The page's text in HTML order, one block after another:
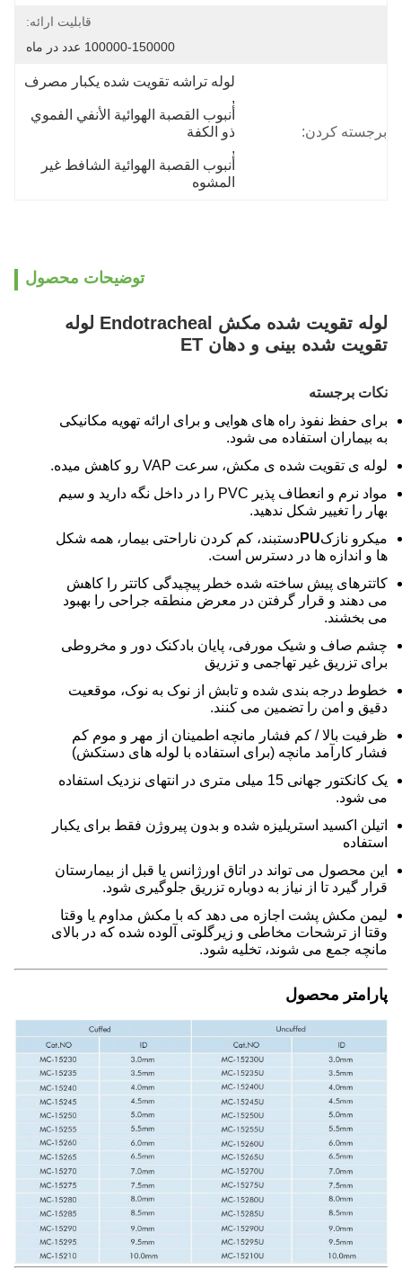
قابلیت ارائه:
100000-150000 عدد در ماه
برجسته کردن:
لوله تراشه تقویت شده یکبار مصرف
,
أنبوب القصبة الهوائية الأنفي الفموي
ذو الكفة
,
أنبوب القصبة الهوائية الشافط غير
المشوه
توضیحات محصول
لوله تقویت شده مکش Endotracheal لوله
تقویت شده بینی و دهان ET
نکات برجسته
برای حفظ نفوذ راه های هوایی و برای ارائه تهویه مکانیکی
به بیماران استفاده می شود.
لوله ی تقویت شده ی مکش، سرعت VAP رو کاهش میده.
مواد نرم و انعطاف پذیر PVC را در داخل نگه دارید و سیم
بهار را تغییر شکل ندهید.
میکرو نازکPUدستبند، کم کردن ناراحتی بیمار، همه شکل
ها و اندازه ها در دسترس است.
کاتترهای پیش ساخته شده خطر پیچیدگی کاتتر را کاهش
می دهند و قرار گرفتن در معرض منطقه جراحی را بهبود
می بخشند.
چشم صاف و شیک مورفی، پایان بادکنک دور و مخروطی
برای تزریق غیر تهاجمی و تزریق
خطوط درجه بندی شده و تابش از نوک به نوک، موقعیت
دقیق و امن را تضمین می کنند.
ظرفیت بالا / کم فشار مانچه اطمینان از مهر و موم کم
فشار کارآمد مانچه (برای استفاده با لوله های دستکش)
یک کانکتور جهانی 15 میلی متری در انتهای نزدیک استفاده
می شود.
اتیلن اکسید استریلیزه شده و بدون پیروژن فقط برای یکبار
استفاده
این محصول می تواند در اتاق اورژانس یا قبل از بیمارستان
قرار گیرد تا از نیاز به دوباره تزریق جلوگیری شود.
لیمن مکش پشت اجازه می دهد که با مکش مداوم یا وقتا
وقتا از ترشحات مخاطی و زیرگلوتی آلوده شده که در بالای
مانچه جمع می شوند، تخلیه شود.
پارامتر محصول